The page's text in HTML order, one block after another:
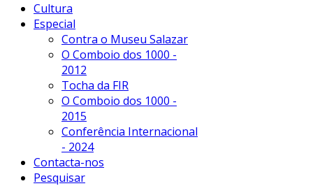
Cultura
Especial
Contra o Museu Salazar
O Comboio dos 1000 -
2012
Tocha da FIR
O Comboio dos 1000 -
2015
Conferência Internacional
- 2024
Contacta-nos
Pesquisar